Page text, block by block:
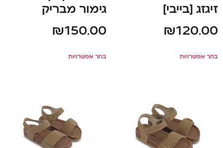
זיגזג [בייבי]
₪120.00
בחר אפשרויות
גימור מבריק
₪150.00
בחר אפשרויות